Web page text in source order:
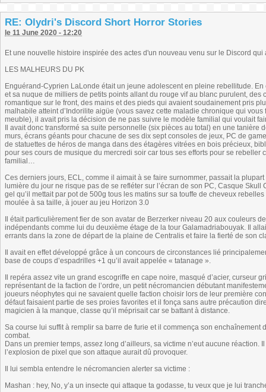
RE: Olydri's Discord Short Horror Stories
le 11 June 2020 - 12:20
Et une nouvelle histoire inspirée des actes d'un nouveau venu sur le Discord
LES MALHEURS DU PK
Enguérand-Cyprien LaLonde était un jeune adolescent en pleine rebellitude.
et sa nuque de milliers de petits points allant du rouge vif au blanc purulent, des
romantique sur le front, des mains et des pieds qui avaient soudainement pris
malhabile atteint d’Indorilite aigüe (vous savez cette maladie chronique qui
meuble), il avait pris la décision de ne pas suivre le modèle familial qui voulait
Il avait donc transformé sa suite personnelle (six pièces au total) en une tanière
murs, écrans géants pour chacune de ses dix sept consoles de jeux, PC de
de statuettes de héros de manga dans des étagères vitrées en bois précieux,
pour ses cours de musique du mercredi soir car tous ses efforts pour se rebeller
familial…
Ces derniers jours, ECL, comme il aimait à se faire surnommer, passait la
lumière du jour ne risque pas de se refléter sur l’écran de son PC, Casque
gel qu’il mettait par pot de 500g tous les matins sur sa touffe de cheveux
moulée à sa taille, à jouer au jeu Horizon 3.0
Il était particulièrement fier de son avatar de Berzerker niveau 20 aux couleurs
indépendants comme lui du deuxième étage de la tour Galamadriabouyak. Il
errants dans la zone de départ de la plaine de Centralis et faire la fierté de son
Il avait en effet développé grâce à un concours de circonstances lié
base de coups d’espadrilles +1 qu’il avait appelée « tatanage ».
Il repéra assez vite un grand escogriffe en cape noire, masqué d’acier, curseur
représentant de la faction de l’ordre, un petit nécromancien débutant
joueurs néophytes qui ne savaient quelle faction choisir lors de leur première
défaut faisaient partie de ses proies favorites et il fonça sans autre précaution
magicien à la manque, classe qu’il méprisait car se battant à distance.
Sa course lui suffit à remplir sa barre de furie et il commença son
combat.
Dans un premier temps, assez long d’ailleurs, sa victime n’eut aucune
l’explosion de pixel que son attaque aurait dû provoquer.
Il lui sembla entendre le nécromancien alerter sa victime :
Mashan : hey, No, y’a un insecte qui attaque ta godasse, tu veux que je lui